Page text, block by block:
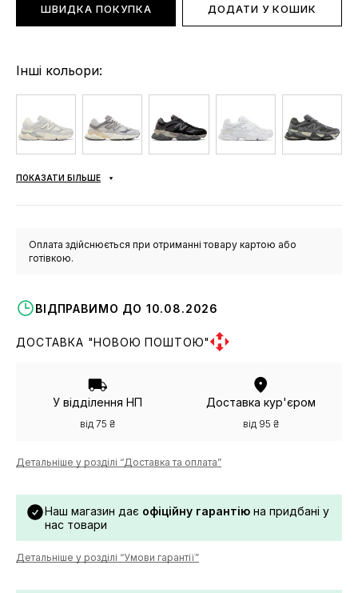
ШВИДКА ПОКУПКА ДОДАТИ У КОШИК
Інші кольори:
ПОКАЗАТИ БІЛЬШЕ
Оплата здійснюється при отриманні товару картою або
готівкою.
ВІДПРАВИМО ДО 10.08.2026
ДОСТАВКА "НОВОЮ ПОШТОЮ"
У відділення НП
від 75 ₴
Доставка кур'єром
від 95 ₴
Детальніше у розділі “Доставка та оплата”
Наш магазин дає офіційну гарантію на придбані у
нас товари
Детальніше у розділі “Умови гарантії”